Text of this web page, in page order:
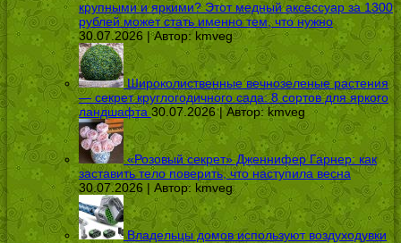
крупными и яркими? Этот медный аксессуар за 1300
рублей может стать именно тем, что нужно
30.07.2026 | Автор: kmveg
Широколиственные вечнозеленые растения
— секрет круглогодичного сада: 8 сортов для яркого
ландшафта 30.07.2026 | Автор:kmveg
«Розовый секрет» Дженнифер Гарнер: как
заставить тело поверить, что наступила весна
30.07.2026 | Автор: kmveg
Владельцы домов используют воздуходувки